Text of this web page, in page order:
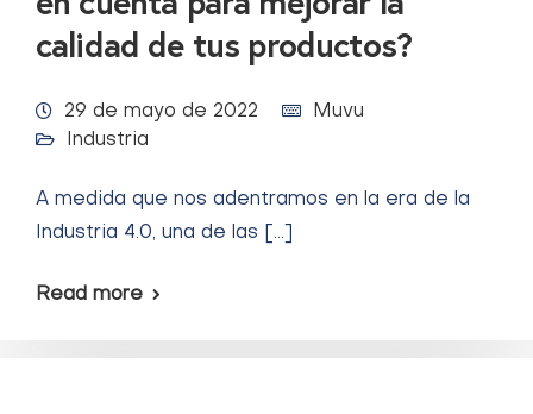
calidad de tus productos?
29 de mayo de 2022
Muvu
Industria
A medida que nos adentramos en la era de la
Industria 4.0, una de las […]
Read more